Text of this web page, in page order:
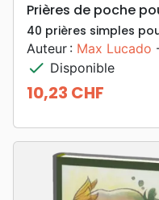
Prières de poche
40 prières simples
Auteur : Max Lucado
check Disponible
Prix
10,23 CHF